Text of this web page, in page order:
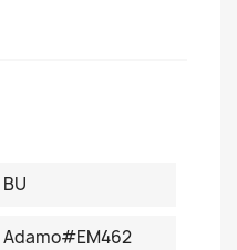
BU
Adamo#EM462